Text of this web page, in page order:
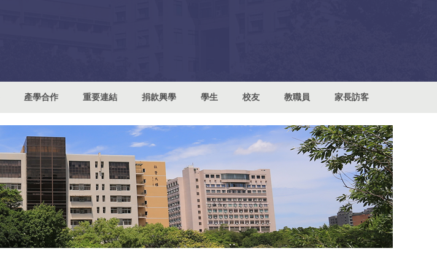
產學合作 重要連結 捐款興學 學生 校友 教職員 家長訪客